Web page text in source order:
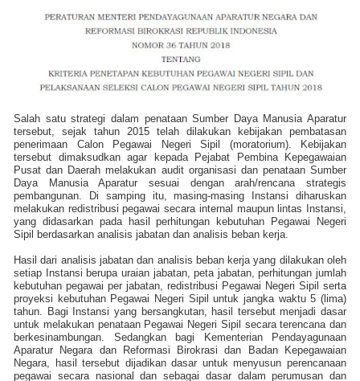
Salah satu strategi dalam penataan Sumber Daya Manusia Aparatur
tersebut, sejak tahun 2015 telah dilakukan kebijakan pembatasan
penerimaan Calon Pegawai Negeri Sipil (moratorium). Kebijakan
tersebut dimaksudkan agar kepada Pejabat Pembina Kepegawaian
Pusat dan Daerah melakukan audit organisasi dan penataan Sumber
Daya Manusia Aparatur sesuai dengan arah/rencana strategis
pembangunan. Di samping itu, masing-masing Instansi diharuskan
melakukan redistribusi pegawai secara internal maupun lintas Instansi,
yang didasarkan pada hasil perhitungan kebutuhan Pegawai Negeri
Sipil berdasarkan analisis jabatan dan analisis beban kerja.
Hasil dari analisis jabatan dan analisis beban kerja yang dilakukan oleh
setiap Instansi berupa uraian jabatan, peta jabatan, perhitungan jumlah
kebutuhan pegawai per jabatan, redistribusi Pegawai Negeri Sipil serta
proyeksi kebutuhan Pegawai Negeri Sipil untuk jangka waktu 5 (lima)
tahun. Bagi Instansi yang bersangkutan, hasil tersebut menjadi dasar
untuk melakukan penataan Pegawai Negeri Sipil secara terencana dan
berkesinambungan. Sedangkan bagi Kementerian Pendayagunaan
Aparatur Negara dan Reformasi Birokrasi dan Badan Kepegawaian
Negara, hasil tersebut dijadikan dasar untuk menyusun perencanaan
pegawai secara nasional dan sebagai dasar dalam perumusan dan